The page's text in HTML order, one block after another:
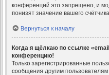
конференций это запрещено, и
понизят значение вашего
Вернуться к началу
Когда я щёлкаю по ссылке
конференцию!
Только зарегистрированные
сообщения другим